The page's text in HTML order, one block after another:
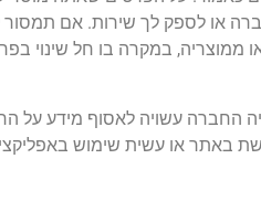
או לספק לך שירות. אם תמסור
ממוצריה, במקרה בו חל שינוי
עשויה לאסוף מידע על